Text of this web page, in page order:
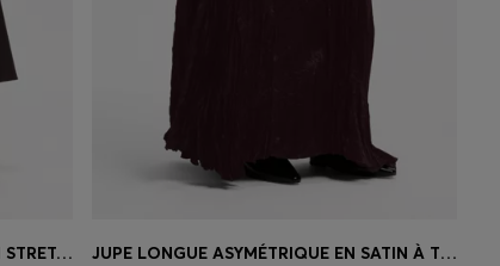
JUPE ÉVASÉE CEINTURÉE EN COTON STRETCH JUPE LONGUE ASYMÉTRIQUE EN SATIN À TEXTURE FROISSÉE